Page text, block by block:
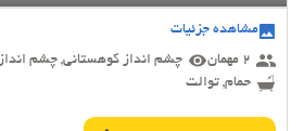
مشاهده جزئیات
2 مهمان
چشم انداز کوهستانی, چشم انداز
حمام, توالت